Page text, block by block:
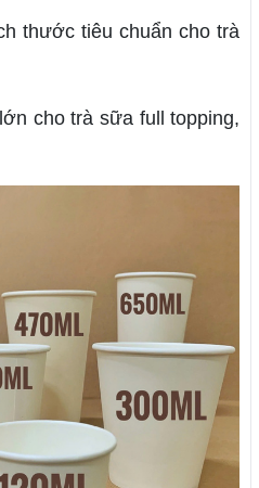
thước tiêu chuẩn cho trà
cho trà sữa full topping,